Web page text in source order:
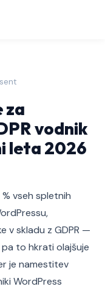
za
vodnik
leta 2026
vseh spletnih
v skladu z GDPR —
to hkrati olajšuje
je namestitev
WordPress